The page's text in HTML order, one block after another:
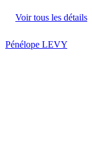
Voir tous les détails
Pénélope LEVY